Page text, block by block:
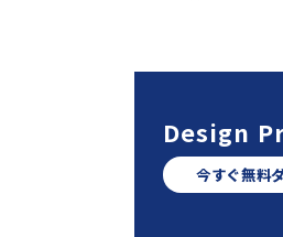
Design
今すぐ無料